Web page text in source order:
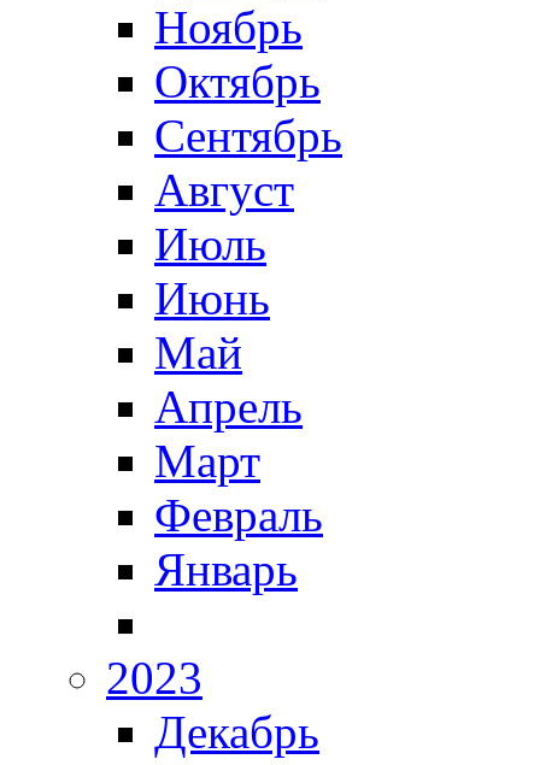
Ноябрь
Октябрь
Сентябрь
Август
Июль
Июнь
Май
Апрель
Март
Февраль
Январь
2023
Декабрь